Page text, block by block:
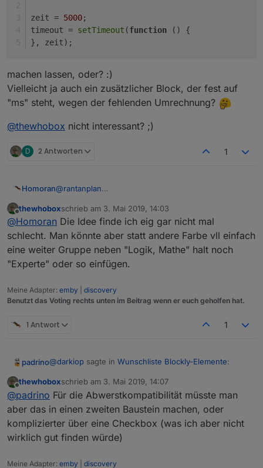
zeit = 5000;
timeout = setTimeout (function ( ) {
}, zeit);
machen lassen, oder? :)
Vielleicht ja auch ein zusätzlicher Block, der fest auf
"ms" steht, wegen der fehlenden Umrechnung?
@thewhobox nicht interessant? ;)
D 2 Antworten 1
Homoran@rantanplan
auch gedacht. Da habe ich mir die Frage gestellt:
Kann man bei solchen "Expertenbausteinen" nicht
ein Icon oder die Farbe schraffiert (übertrieben!) an
den Block basteln damit ein Einsteiger diese Blöcke
erst einmal meidet?
Offline
thewhoboxschrieb am 3. Mai 2019, 14:03
zuletzt editiert von
@Homoran Die Idee finde ich eig gar nicht mal
schlecht. Man könnte aber statt andere Farbe vll einfach
eine weiter Gruppe neben "Logik, Mathe" halt noch
"Experte" oder so einfügen.
Meine Adapter: emby
discovery
Benutzt das Voting rechts unten im Beitrag wenn er euch geholfen hat.
1 Antwort 1
padrino@darkiop sagte in Wunschliste Blockly-Elemente:
@ padrinoOffiziell ist das wohl nicht mehr
Unterstützt - aber meiner Erfahrung nach
funktioniert es wenn der Zeitwerk auf ms steht.
Wenn du dir den JS-Code anschaust, sollte kein
NaN an dieser stehen.
Du meinst, das ging mal?
Hab' mal in den Code geschaut, denke Du hast Recht,
Aus dem
timeout = setTimeout(function () {
Offline
thewhoboxschrieb am 3. Mai 2019, 14:07
zuletzt editiert von
@padrino Für die Abwerstkompatibilität müsste man
aber das in einen zweiten Baustein machen, oder
komplizierter über eine Checkbox (was ich aber nicht
wirklich gut finden würde)
Meine Adapter: emby discovery